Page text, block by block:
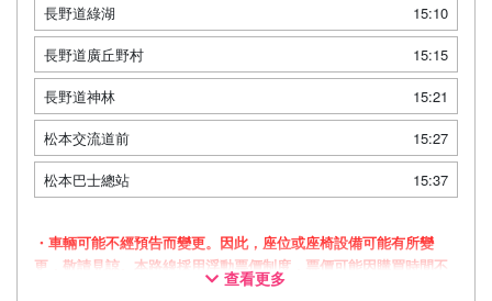
長野道綠湖
15:10
長野道廣丘野村
15:15
長野道神林
15:21
松本交流道前
15:27
松本巴士總站
15:37
・車輛可能不經預告而變更。因此，座位或座椅設備可能有所變
更，敬請見諒。本路線採用浮動票價制度，票價可能因購買時間不
查看更多